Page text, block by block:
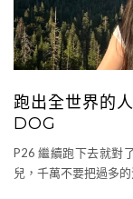
跑出全世界的
DOG
P26 繼續跑下去就對
兒，千萬不要把過多